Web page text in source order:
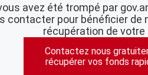
avez été trompé par
contacter pour bénéficier
récupération de votre
Contactez nous
récupérer vos fonds